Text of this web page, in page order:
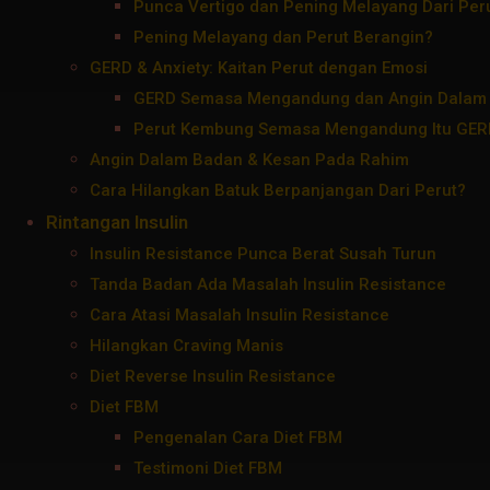
Punca Vertigo dan Pening Melayang Dari
Pening Melayang dan Perut Berangin?
GERD & Anxiety: Kaitan Perut dengan Emosi
GERD Semasa Mengandung dan Angin
Perut Kembung Semasa Mengandung Itu
Angin Dalam Badan & Kesan Pada Rahim
Cara Hilangkan Batuk Berpanjangan Dari Perut?
Rintangan Insulin
Insulin Resistance Punca Berat Susah Turun
Tanda Badan Ada Masalah Insulin Resistance
Cara Atasi Masalah Insulin Resistance
Hilangkan Craving Manis
Diet Reverse Insulin Resistance
Diet FBM
Pengenalan Cara Diet FBM
Testimoni Diet FBM